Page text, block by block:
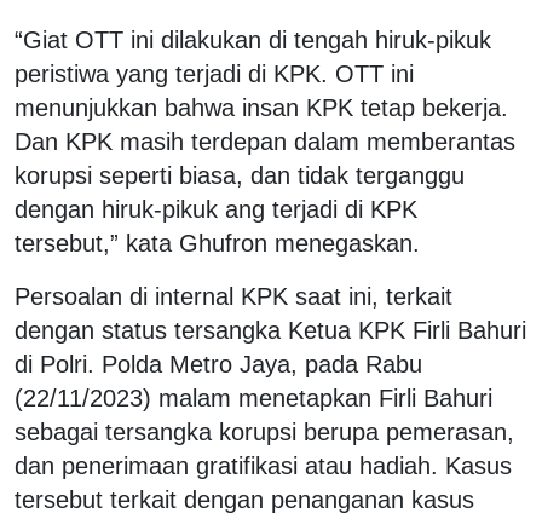
“Giat OTT ini dilakukan di tengah hiruk-pikuk
peristiwa yang terjadi di KPK. OTT ini
menunjukkan bahwa insan KPK tetap bekerja.
Dan KPK masih terdepan dalam memberantas
korupsi seperti biasa, dan tidak terganggu
dengan hiruk-pikuk ang terjadi di KPK
tersebut,” kata Ghufron menegaskan.
Persoalan di internal KPK saat ini, terkait
dengan status tersangka Ketua KPK Firli Bahuri
di Polri. Polda Metro Jaya, pada Rabu
(22/11/2023) malam menetapkan Firli Bahuri
sebagai tersangka korupsi berupa pemerasan,
dan penerimaan gratifikasi atau hadiah. Kasus
tersebut terkait dengan penanganan kasus